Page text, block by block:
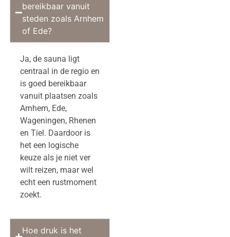
bereikbaar vanuit
steden zoals Arnhem
of Ede?
Ja, de sauna ligt
centraal in de regio en
is goed bereikbaar
vanuit plaatsen zoals
Arnhem, Ede,
Wageningen, Rhenen
en Tiel. Daardoor is
het een logische
keuze als je niet ver
wilt reizen, maar wel
echt een rustmoment
zoekt.
Hoe druk is het